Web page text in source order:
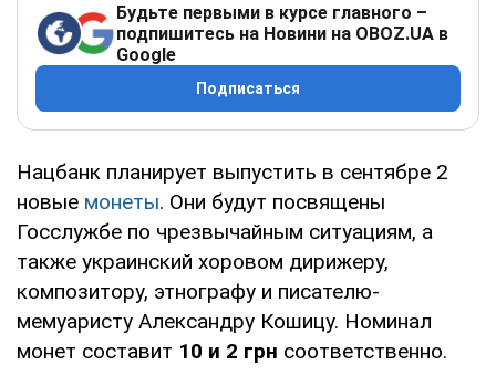
Будьте первыми в курсе главного –
подпишитесь на Новини на OBOZ.UA в
Google
Подписаться
Нацбанк планирует выпустить в сентябре 2
новые монеты. Они будут посвящены
Госслужбе по чрезвычайным ситуациям, а
также украинский хоровом дирижеру,
композитору, этнографу и писателю-
мемуаристу Александру Кошицу. Номинал
монет составит 10 и 2 грн соответственно.